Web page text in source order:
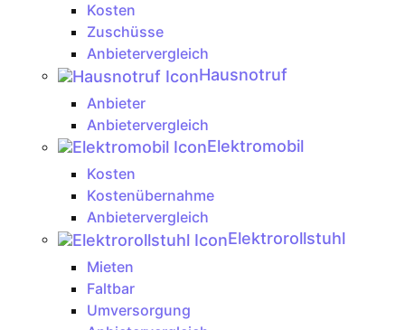
Kosten
Zuschüsse
Anbietervergleich
Hausnotruf
Anbieter
Anbietervergleich
Elektromobil
Kosten
Kostenübernahme
Anbietervergleich
Elektrorollstuhl
Mieten
Faltbar
Umversorgung